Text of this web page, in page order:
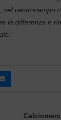
centrocampo
la differenza è